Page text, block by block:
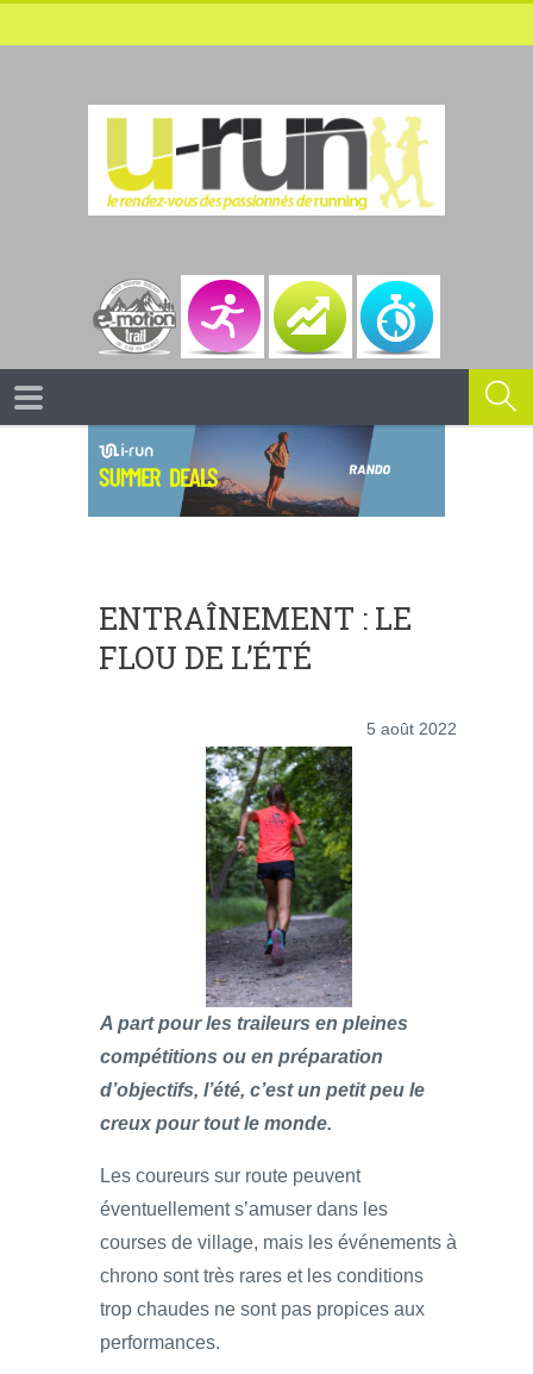
ENTRAÎNEMENT : LE
FLOU DE L’ÉTÉ
5 août 2022
A part pour les traileurs en pleines
compétitions ou en préparation
d’objectifs, l’été, c’est un petit peu le
creux pour tout le monde.
Les coureurs sur route peuvent
éventuellement s’amuser dans les
courses de village, mais les événements à
chrono sont très rares et les conditions
trop chaudes ne sont pas propices aux
performances.